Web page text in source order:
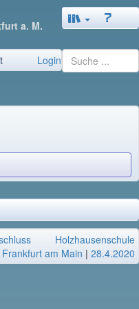
a. M.
Login
Holzhausenschule
Frankfurt am Main | 28.4.2020